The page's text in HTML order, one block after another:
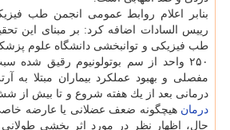
بنابر اعلام روابط عمومی انجمن طب
رییس السادات اضافه كرد: بر مبنای این
طب فیزیكی و توانبخشی دانشگاه علوم
۲۵۰ واحد از سم بوتولونیوم رقیق
مفصلی و بهبود عملكرد بیماران مبتلا به
درمانی بعد از یك هفته شروع و تا بیش از
درمان هیچگونه ضعف عضلانی یا عارضه
حال، اظهار نظر در مورد اثر بخشی